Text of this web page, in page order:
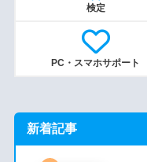
検定
PC・スマホサポート
新着記事